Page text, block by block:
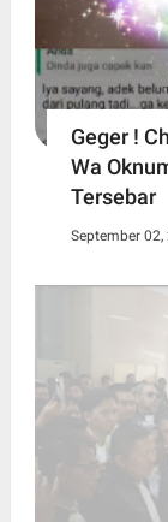
Geger !
Wa
Tersebar
September 02,